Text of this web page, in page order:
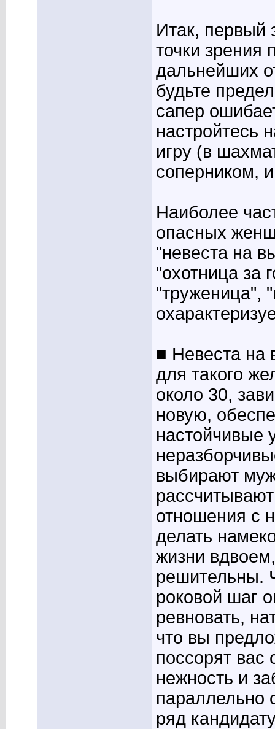
Итак, первый
точки зрения
дальнейших
будьте
сапер
настройтесь
игру (в
соперником,
Наиболее
опасных
"невеста на
"охотница за
"труженица",
■ Невеста на
для такого
около 30,
новую,
настойчивые
выбирают
отношения с
делать
жизни
решительны.
роковой шаг
ревновать,
что вы
поссорят вас
нежность и
параллельно
ряд